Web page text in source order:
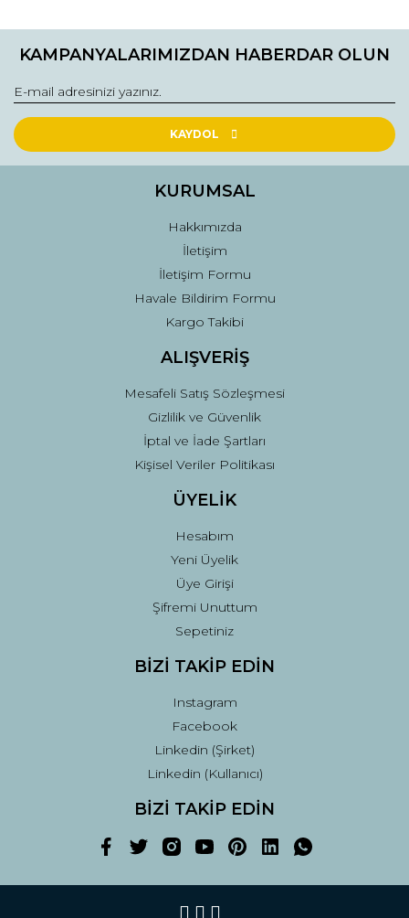
KAMPANYALARIMIZDAN HABERDAR OLUN
KAYDOL
KURUMSAL
Hakkımızda
İletişim
İletişim Formu
Havale Bildirim Formu
Kargo Takibi
ALIŞVERİŞ
Mesafeli Satış Sözleşmesi
Gizlilik ve Güvenlik
İptal ve İade Şartları
Kişisel Veriler Politikası
ÜYELİK
Hesabım
Yeni Üyelik
Üye Girişi
Şifremi Unuttum
Sepetiniz
BİZİ TAKİP EDİN
Instagram
Facebook
Linkedin (Şirket)
Linkedin (Kullanıcı)
BİZİ TAKİP EDİN